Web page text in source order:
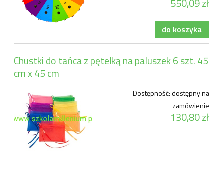
550,09 zł
do koszyka
Chustki do tańca z pętelką na paluszek 6 szt. 45
cm x 45 cm
Dostępność:dostępny na
zamówienie
130,80 zł